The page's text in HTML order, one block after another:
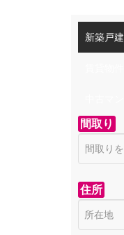
新築戸建
間取り
住所